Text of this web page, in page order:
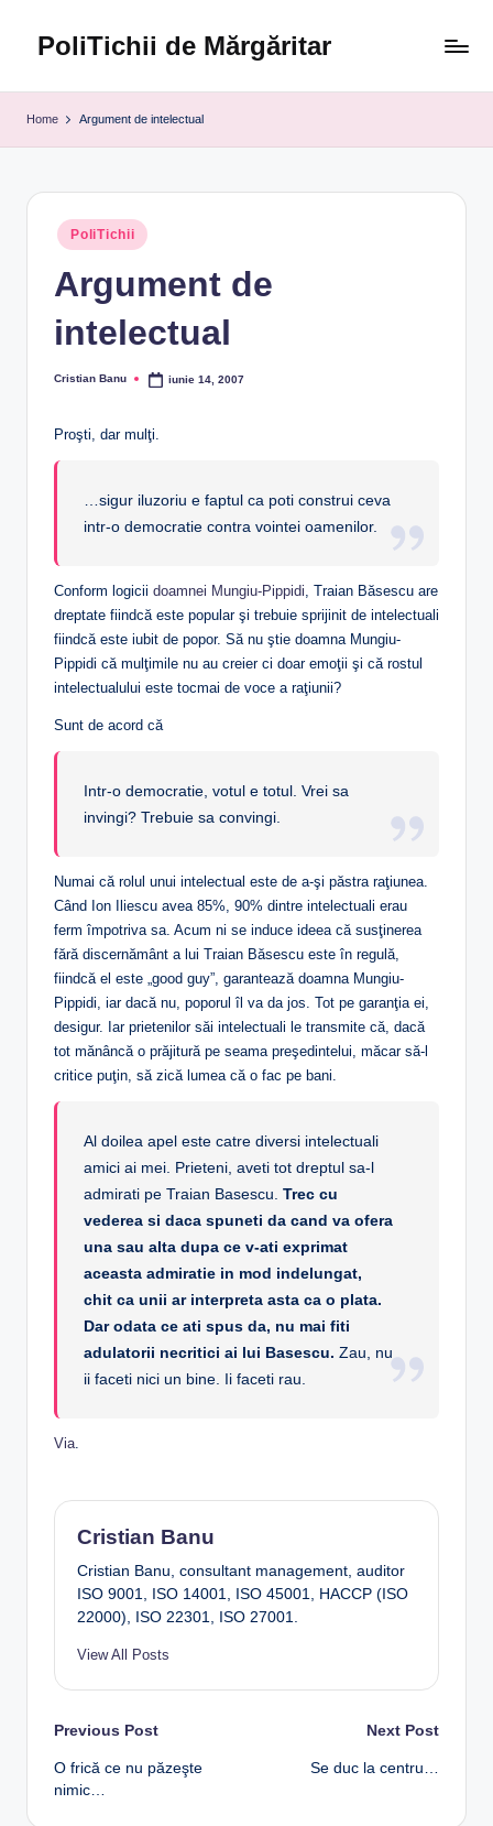
PoliTichii de Mărgăritar
Home Argument de intelectual
Posted
in
PoliTichii
Argument de
intelectual
Posted
Cristian Banu iunie 14, 2007
Proşti, dar mulţi.
…sigur iluzoriu e faptul ca poti construi ceva
intr-o democratie contra vointei oamenilor.
Conform logicii doamnei Mungiu-Pippidi, Traian Băsescu are
dreptate fiindcă este popular şi trebuie sprijinit de intelectuali
fiindcă este iubit de popor. Să nu ştie doamna Mungiu-
Pippidi că mulţimile nu au creier ci doar emoţii şi că rostul
intelectualului este tocmai de voce a raţiunii?
Sunt de acord că
Intr-o democratie, votul e totul. Vrei sa
invingi? Trebuie sa convingi.
Numai că rolul unui intelectual este de a-şi păstra raţiunea.
Când Ion Iliescu avea 85%, 90% dintre intelectuali erau
ferm împotriva sa. Acum ni se induce ideea că susţinerea
fără discernământ a lui Traian Băsescu este în regulă,
fiindcă el este „good guy”, garantează doamna Mungiu-
Pippidi, iar dacă nu, poporul îl va da jos. Tot pe garanţia ei,
desigur. Iar prietenilor săi intelectuali le transmite că, dacă
tot mănâncă o prăjitură pe seama preşedintelui, măcar să-l
critice puţin, să zică lumea că o fac pe bani.
Al doilea apel este catre diversi intelectuali
amici ai mei. Prieteni, aveti tot dreptul sa-l
admirati pe Traian Basescu.Trec cu
vederea si daca spuneti da cand va ofera
una sau alta dupa ce v-ati exprimat
aceasta admiratie in mod indelungat,
chit ca unii ar interpreta asta ca o plata.
Dar odata ce ati spus da, nu mai fiti
adulatorii necritici ai lui Basescu.Zau, nu
ii faceti nici un bine. Ii faceti rau.
Via.
Cristian Banu
Cristian Banu, consultant management, auditor
ISO 9001, ISO 14001, ISO 45001, HACCP (ISO
22000), ISO 22301, ISO 27001.
View All Posts
Post
navigation
Previous Post
O frică ce nu păzeşte
nimic…
Next Post
Se duc la centru…